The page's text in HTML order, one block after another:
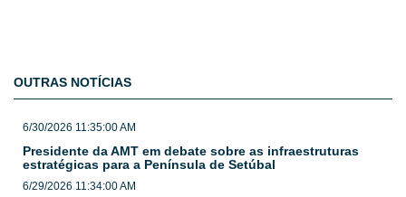
OUTRAS NOTÍCIAS
6/30/2026 11:35:00 AM
Presidente da AMT em debate sobre as infraestruturas
estratégicas para a Península de Setúbal
6/29/2026 11:34:00 AM